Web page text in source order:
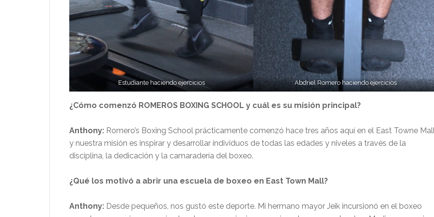
Estudiante haciendo ejercicios Abdriel Romero haciendo ejercicios
¿Cómo comenzó ROMEROS BOXING SCHOOL y cuál es su misión principal?
Anthony: Romero’s Boxing School prácticamente comenzó hace tres años aquí en el East Towne
y nuestra misión es inspirar y desarrollar individuos de todas las edades y niveles a través de la
disciplina, la dedicación y la camaradería del boxeo.
¿Qué los motivó a abrir una escuela de boxeo en East Town Mall?
Anthony: Desde pequeños, nos gustó este deporte. Mi hermano mayor Jeik incursionó en el boxeo